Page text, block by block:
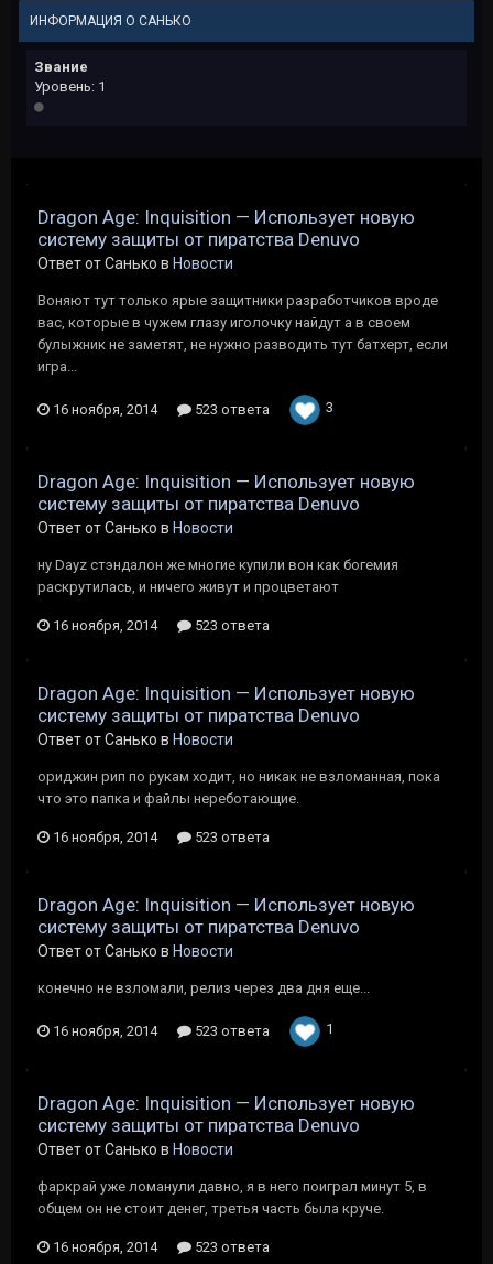
ИНФОРМАЦИЯ О САНЬКО
Звание
Уровень: 1
Dragon Age: Inquisition — Использует новую
систему защиты от пиратства Denuvo
Ответ от Санько в Новости
Воняют тут только ярые защитники разработчиков вроде
вас, которые в чужем глазу иголочку найдут а в своем
булыжник не заметят, не нужно разводить тут батхерт, если
игра...
16 ноября, 2014 523 ответа 3
Dragon Age: Inquisition — Использует новую
систему защиты от пиратства Denuvo
Ответ от Санько в Новости
ну Dayz стэндалон же многие купили вон как богемия
раскрутилась, и ничего живут и процветают
16 ноября, 2014 523 ответа
Dragon Age: Inquisition — Использует новую
систему защиты от пиратства Denuvo
Ответ от Санько в Новости
ориджин рип по рукам ходит, но никак не взломанная, пока
что это папка и файлы нереботающие.
16 ноября, 2014 523 ответа
Dragon Age: Inquisition — Использует новую
систему защиты от пиратства Denuvo
Ответ от Санько в Новости
конечно не взломали, релиз через два дня еще...
16 ноября, 2014 523 ответа 1
Dragon Age: Inquisition — Использует новую
систему защиты от пиратства Denuvo
Ответ от Санько в Новости
фаркрай уже ломанули давно, я в него поиграл минут 5, в
общем он не стоит денег, третья часть была круче.
16 ноября, 2014 523 ответа